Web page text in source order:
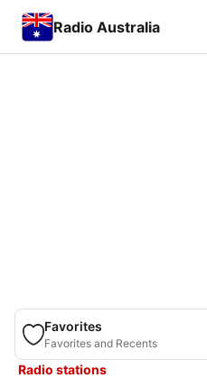
Radio Australia
Favorites
Favorites and Recents
Radio stations